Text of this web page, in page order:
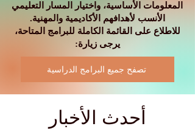
المعلومات الأساسية، واختيار المسار التعليمي
الأنسب لأهدافهم الأكاديمية والمهنية.
للاطلاع على القائمة الكاملة للبرامج المتاحة،
يرجى زيارة:
تصفح جميع البرامج الدراسية
أحدث الأخبار